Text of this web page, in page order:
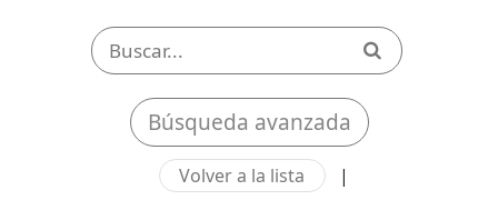
Búsqueda avanzada
Volver a la lista |